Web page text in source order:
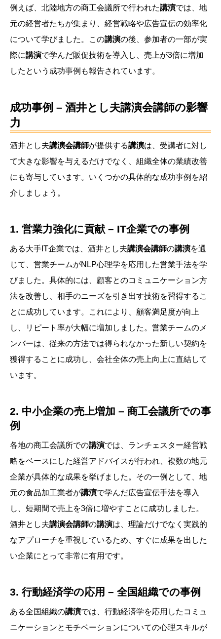
例えば、北陸地方の商工会議所で行われた講演では、地
元の経営者たちが集まり、経営戦略や広告宣伝の効率化
について学びました。この講演の後、参加者の一部が実
際に講演で学んだ販促技術を導入し、売上が3倍に増加
したという成功事例も報告されています。
成功事例 – 酒井とし夫講演会講師の影響
力
酒井とし夫講演会講師が提供する講演は、受講者に対し
て大きな影響を与えるだけでなく、組織全体の業績改善
にも寄与しています。いくつかの具体的な成功事例を紹
介しましょう。
1. 営業力強化に貢献 – IT企業での事例
ある大手IT企業では、酒井とし夫講演会講師の講演を通
じて、営業チームがNLP心理学を応用した営業手法を学
びました。具体的には、顧客とのコミュニケーション方
法を改善し、相手のニーズを引き出す技術を習得するこ
とに成功しています。これにより、顧客満足度が向上
し、リピート率が大幅に増加しました。営業チームのメ
ンバーは、従来の方法では得られなかった新しい契約を
獲得することに成功し、会社全体の売上向上に直結して
います。
2. 中小企業の売上増加 – 商工会議所での事
例
各地の商工会議所での講演では、ランチェスター経営戦
略をベースにした経営アドバイスが行われ、複数の地元
企業が具体的な成果を挙げました。その一例として、地
元の食品加工業者が講演で学んだ広告宣伝手法を導入
し、短期間で売上を3倍に増やすことに成功しました。
酒井とし夫講演会講師の講演は、理論だけでなく実践的
なアプローチを重視しているため、すぐに成果を出した
い企業にとって非常に有用です。
3. 行動経済学の応用 – 全国組織での事例
ある全国組織の講演では、行動経済学を応用したコミュ
ニケーションとモチベーションについての心理スキルが